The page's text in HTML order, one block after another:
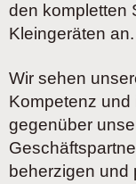
den kompletten
Kleingeräten an.
Wir sehen
Kompetenz und
gegenüber
beherzigen und